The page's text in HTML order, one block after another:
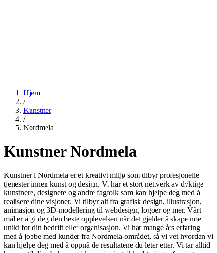
Hjem
/
Kunstner
/
Nordmela
Kunstner Nordmela
Kunstner i Nordmela er et kreativt miljø som tilbyr profesjonelle
tjenester innen kunst og design. Vi har et stort nettverk av dyktige
kunstnere, designere og andre fagfolk som kan hjelpe deg med å
realisere dine visjoner. Vi tilbyr alt fra grafisk design, illustrasjon,
animasjon og 3D-modellering til webdesign, logoer og mer. Vårt
mål er å gi deg den beste opplevelsen når det gjelder å skape noe
unikt for din bedrift eller organisasjon. Vi har mange års erfaring
med å jobbe med kunder fra Nordmela-området, så vi vet hvordan vi
kan hjelpe deg med å oppnå de resultatene du leter etter. Vi tar alltid